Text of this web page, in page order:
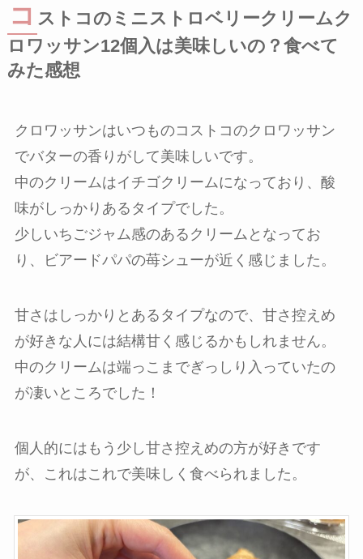
コ ストコのミニストロベリークリームク
ロワッサン12個入は美味しいの？食べて
みた感想
クロワッサンはいつものコストコのクロワッサン
でバターの香りがして美味しいです。
中のクリームはイチゴクリームになっており、酸
味がしっかりあるタイプでした。
少しいちごジャム感のあるクリームとなってお
り、ビアードパパの苺シューが近く感じました。
甘さはしっかりとあるタイプなので、甘さ控えめ
が好きな人には結構甘く感じるかもしれません。
中のクリームは端っこまでぎっしり入っていたの
が凄いところでした！
個人的にはもう少し甘さ控えめの方が好きです
が、これはこれで美味しく食べられました。